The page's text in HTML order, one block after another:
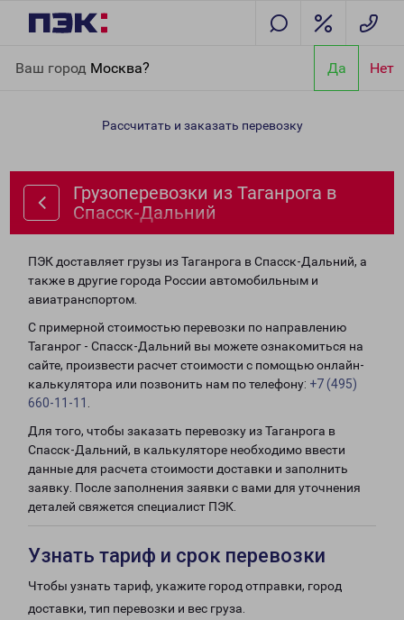
Ваш город Москва? Да Нет
Дальний
Рассчитать и заказать перевозку
Грузоперевозки из Таганрога в
Спасск-Дальний
ПЭК доставляет грузы из Таганрога в Спасск-Дальний, а
также в другие города России автомобильным и
авиатранспортом.
С примерной стоимостью перевозки по направлению
Таганрог - Спасск-Дальний вы можете ознакомиться на
сайте, произвести расчет стоимости с помощью онлайн-
калькулятора или позвонить нам по телефону: +7 (495)
660-11-11
Для того, чтобы заказать перевозку из Таганрога в
Спасск-Дальний, в калькуляторе необходимо ввести
данные для расчета стоимости доставки и заполнить
заявку. После заполнения заявки с вами для уточнения
деталей свяжется специалист ПЭК.
Узнать тариф и срок перевозки
Чтобы узнать тариф, укажите город отправки, город
доставки, тип перевозки и вес груза.